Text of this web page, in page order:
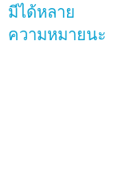
มีได้หลาย
ความหมายนะ